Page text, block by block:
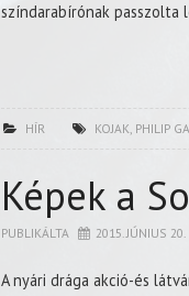
színdarabírónak passzolta
HÍR KOJAK, PHILIP
Képek a
PUBLIKÁLTA 2015. JÚNIUS 20.
A nyári drága akció-és